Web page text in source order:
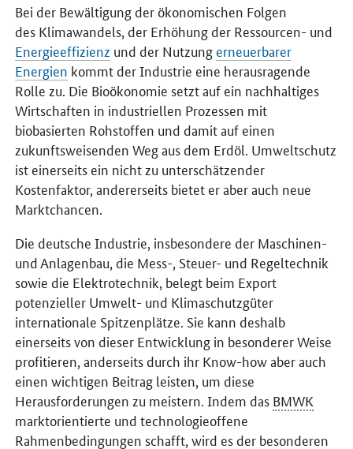
Bei der Bewältigung der ökonomischen Folgen
des Klimawandels, der Erhöhung der Ressourcen- und
Energieeffizienz und der Nutzung erneuerbarer
Energien kommt der Industrie eine herausragende
Rolle zu. Die Bioökonomie setzt auf ein nachhaltiges
Wirtschaften in industriellen Prozessen mit
biobasierten Rohstoffen und damit auf einen
zukunftsweisenden Weg aus dem Erdöl. Umweltschutz
ist einerseits ein nicht zu unterschätzender
Kostenfaktor, andererseits bietet er aber auch neue
Marktchancen.
Die deutsche Industrie, insbesondere der Maschinen-
und Anlagenbau, die Mess-, Steuer- und Regeltechnik
sowie die Elektrotechnik, belegt beim Export
potenzieller Umwelt- und Klimaschutzgüter
internationale Spitzenplätze. Sie kann deshalb
einerseits von dieser Entwicklung in besonderer Weise
profitieren, anderseits durch ihr Know-how aber auch
einen wichtigen Beitrag leisten, um diese
Herausforderungen zu meistern. Indem das BMWK
marktorientierte und technologieoffene
Rahmenbedingungen schafft, wird es der besonderen